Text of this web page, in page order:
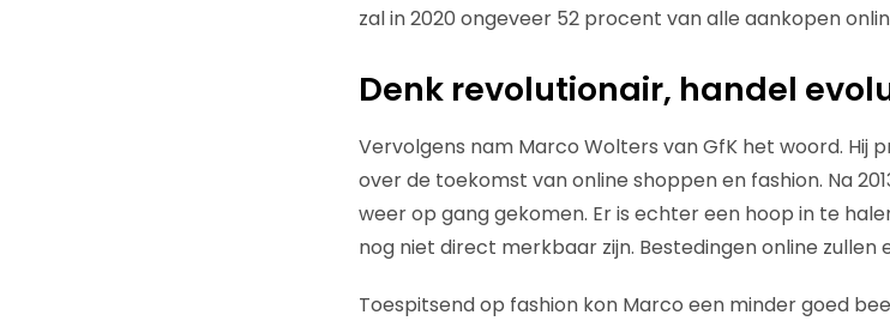
zal in 2020 ongeveer 52 procent van alle aankopen
Denk revolutionair, handel
Vervolgens nam Marco Wolters van GfK het woord. Hij
over de toekomst van online shoppen en fashion. Na
weer op gang gekomen. Er is echter een hoop in te
nog niet direct merkbaar zijn. Bestedingen online zullen
Toespitsend op fashion kon Marco een minder goed